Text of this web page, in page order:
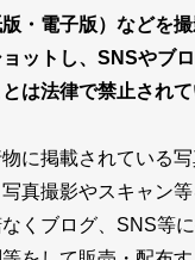
・電子版）などを
ョットし、SNSやブ
は法律で禁止されて
に掲載されている
真撮影やスキャン
くブログ、SNS等